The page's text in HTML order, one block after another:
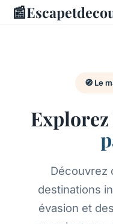
📰
🧭 Le
Explorez
Découvrez
destinations
évasion et